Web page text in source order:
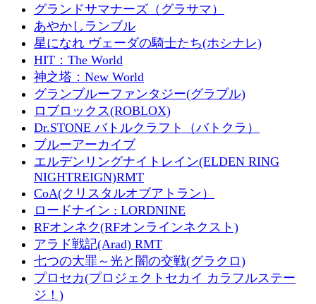
グランドサマナーズ（グラサマ）
あやかしランブル
星になれ ヴェーダの騎士たち(ホシナレ)
HIT：The World
神之塔：New World
グランブルーファンタジー(グラブル)
ロブロックス(ROBLOX)
Dr.STONE バトルクラフト（バトクラ）
ブルーアーカイブ
エルデンリングナイトレイン(ELDEN RING
NIGHTREIGN)RMT
CoA(クリスタルオブアトラン）
ロードナイン : LORDNINE
RFオンネク(RFオンラインネクスト)
アラド戦記(Arad) RMT
七つの大罪～光と闇の交戦(グラクロ)
プロセカ(プロジェクトセカイ カラフルステー
ジ！)